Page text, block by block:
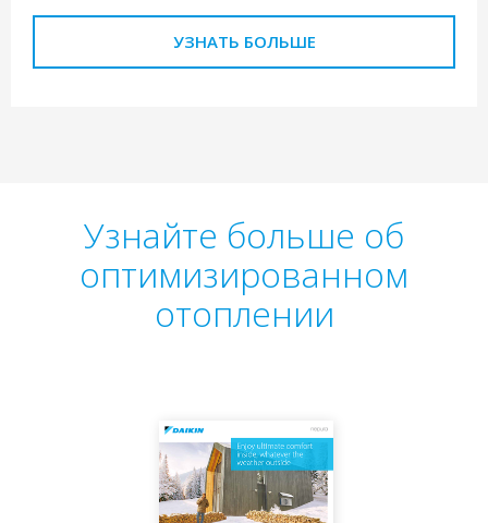
УЗНАТЬ БОЛЬШЕ
Узнайте больше об
оптимизированном
отоплении